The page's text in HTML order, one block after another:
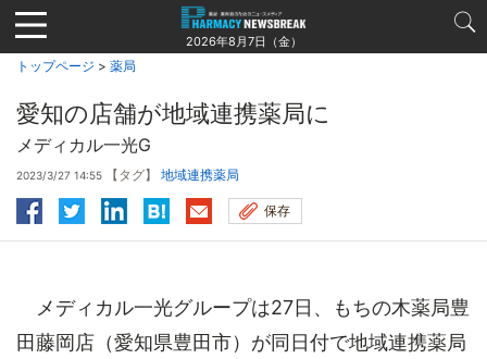
Jump
to
navigation
2026年8月7日（金）
トップページ > 薬局
愛知の店舗が地域連携薬局に
メディカル一光G
2023/3/27 14:55 【タグ】 地域連携薬局
保存
メディカル一光グループは27日、もちの木薬局豊
田藤岡店（愛知県豊田市）が同日付で地域連携薬局